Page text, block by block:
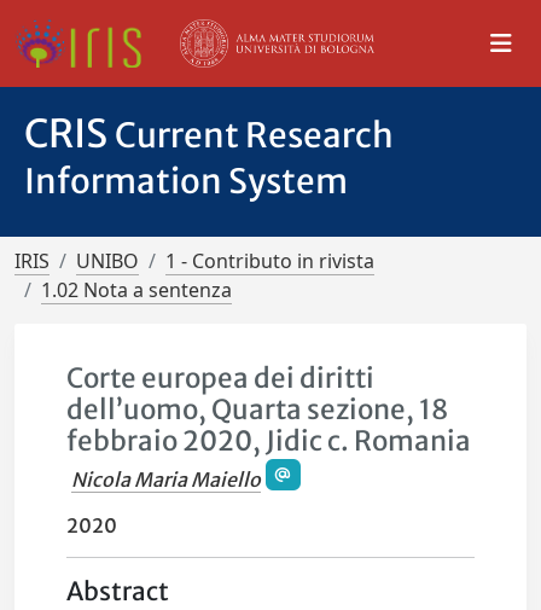
CRIS Current Research
Information System
IRIS UNIBO
1 - Contributo in rivista
1.02 Nota a sentenza
Corte europea dei diritti
dell’uomo, Quarta sezione, 18
febbraio 2020, Jidic c. Romania
Nicola Maria Maiello
2020
Abstract